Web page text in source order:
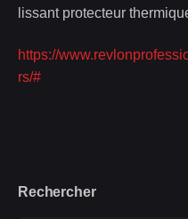
lissant protecteur
https://
rs/#
Rechercher